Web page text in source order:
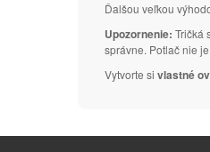
Ďalšou veľkou
Upozornenie: Tričká
správne. Potlač nie
Vytvorte si vlastné